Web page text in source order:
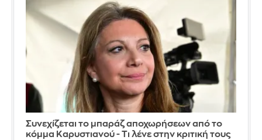
Συνεχίζεται το μπαράζ αποχωρήσεων από το
κόμμα Καρυστιανού - Τι λένε στην κριτική τους